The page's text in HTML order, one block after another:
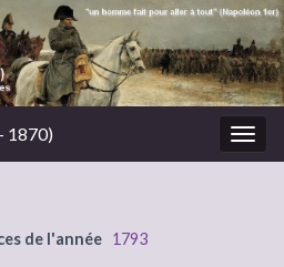
1870)
de l'année 1793